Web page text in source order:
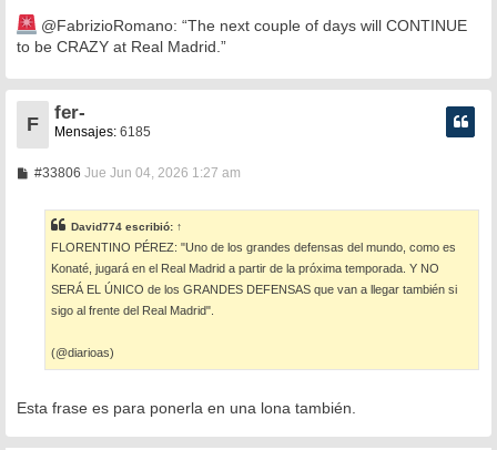
n
s
a
e
@FabrizioRomano: “The next couple of days will CONTINUE
to be CRAZY at Real Madrid.”
F
fer-
Mensajes: 6185
#33806M
a
j
e
Jue Jun 04, 2026 1:27 am
David774 escribió: ↑
FLORENTINO PÉREZ: "Uno de los grandes defensas del mundo, como es
Konaté, jugará en el Real Madrid a partir de la próxima temporada. Y NO
SERÁ EL ÚNICO de los GRANDES DEFENSAS que van a llegar también si
sigo al frente del Real Madrid".
(@diarioas)
Esta frase es para ponerla en una lona también.